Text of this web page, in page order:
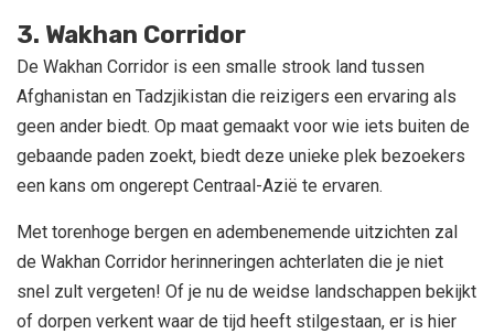
3. Wakhan Corridor
De Wakhan Corridor is een smalle strook land tussen
Afghanistan en Tadzjikistan die reizigers een ervaring als
geen ander biedt. Op maat gemaakt voor wie iets buiten de
gebaande paden zoekt, biedt deze unieke plek bezoekers
een kans om ongerept Centraal-Azië te ervaren.
Met torenhoge bergen en adembenemende uitzichten zal
de Wakhan Corridor herinneringen achterlaten die je niet
snel zult vergeten! Of je nu de weidse landschappen bekijkt
of dorpen verkent waar de tijd heeft stilgestaan, er is hier